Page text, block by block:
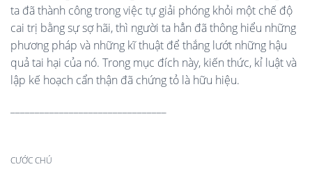
ta đã thành công trong việc tự giải phóng khỏi một chế độ
cai trị bằng sự sợ hãi, thì người ta hẳn đã thông hiểu những
phương pháp và những kĩ thuật để thắng lướt những hậu
quả tai hại của nó. Trong mục đích này, kiến thức, kỉ luật và
lập kế hoạch cẩn thận đã chứng tỏ là hữu hiệu.
CƯỚC CHÚ